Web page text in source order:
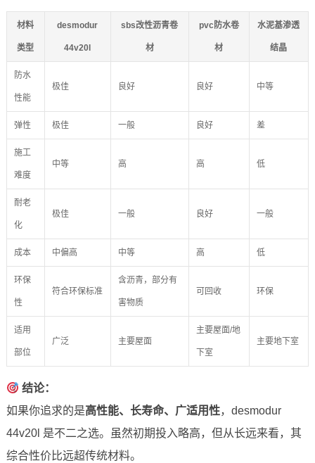
材料
类型
desmodur
44v20l
sbs改性沥青卷
材
pvc防水卷
材
水泥基渗透
结晶
防水
性能
极佳 良好 良好 中等
弹性 极佳 一般 良好 差
施工
难度
中等 高 高 低
耐老
化
极佳 一般 良好 一般
成本 中偏高 中等 高 低
环保
性
符合环保标准
含沥青，部分有
害物质
可回收 环保
适用
部位
广泛 主要屋面
主要屋面/地
下室
主要地下室
结论：
如果你追求的是高性能、长寿命、广适用性，desmodur
44v20l 是不二之选。虽然初期投入略高，但从长远来看，其
综合性价比远超传统材料。